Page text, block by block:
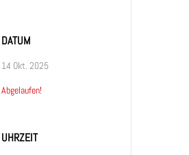
DATUM
14 Okt. 2025
Abgelaufen!
UHRZEIT